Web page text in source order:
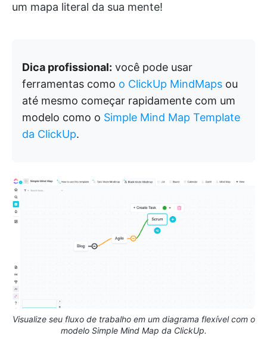
um mapa literal da sua mente!
Dica profissional: você pode usar
ferramentas como o ClickUp MindMaps ou
até mesmo começar rapidamente com um
modelo como o Simple Mind Map Template
da ClickUp.
Visualize seu fluxo de trabalho em um diagrama flexível com o
modelo Simple Mind Map da ClickUp.